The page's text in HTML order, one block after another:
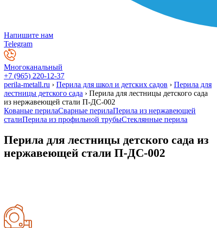
Напишите нам
Telegram
Многоканальный
+7 (965) 220-12-37
perila-metall.ru › Перила для школ и детских садов › Перила для
лестницы детского сада › Перила для лестницы детского сада
из нержавеющей стали П-ДС-002
Кованые перилаСварные перилаПерила из нержавеющей
сталиПерила из профильной трубыСтеклянные перила
Перила для лестницы детского сада из
нержавеющей стали П-ДС-002